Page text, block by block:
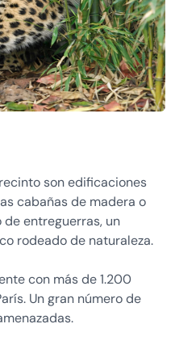
son edificaciones
cabañas de madera o
entreguerras, un
rodeado de naturaleza.
con más de 1.200
Un gran número de